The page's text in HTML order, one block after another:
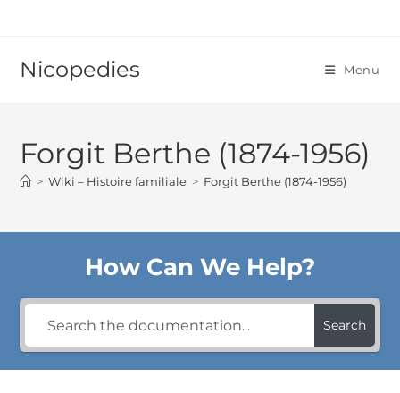
Nicopedies Menu
Forgit Berthe (1874-1956)
> Wiki – Histoire familiale > Forgit Berthe (1874-1956)
How Can We Help?
Search